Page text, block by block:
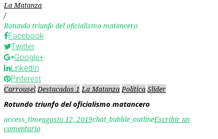
La Matanza
/
Rotundo triunfo del oficialismo matancero
Facebook
Twitter
Google+
LinkedIn
Pinterest
Carrousel Destacados 1 La Matanza Política Slider
Rotundo triunfo del oficialismo matancero
access_timeagosto 12, 2019chat_bubble_outlineEscribir un
comentario